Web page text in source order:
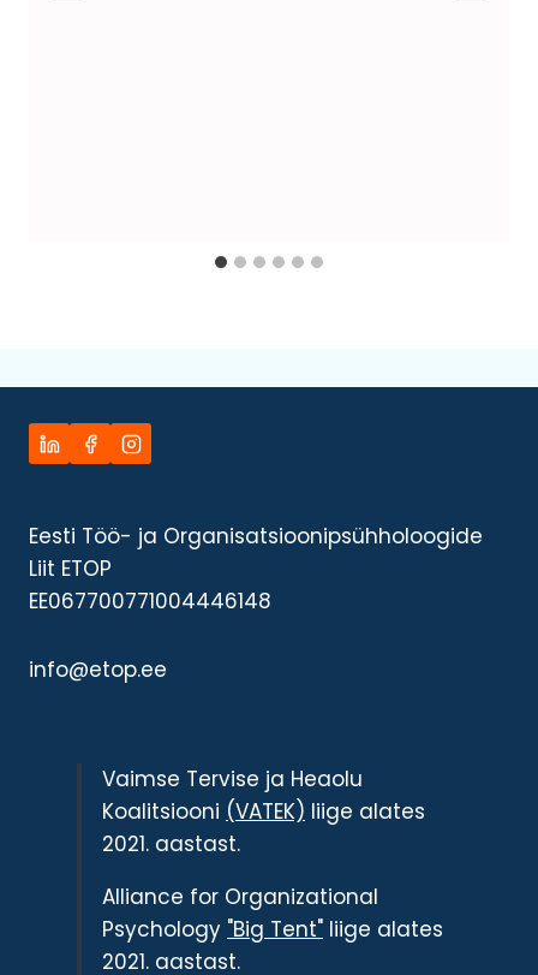
Eesti Töö- ja Organisatsioonipsühholoogide
Liit ETOP
EE067700771004446148
info@etop.ee
Vaimse Tervise ja Heaolu
Koalitsiooni (VATEK) liige alates
2021. aastast.
Alliance for Organizational
Psychology "Big Tent" liige alates
2021. aastast.